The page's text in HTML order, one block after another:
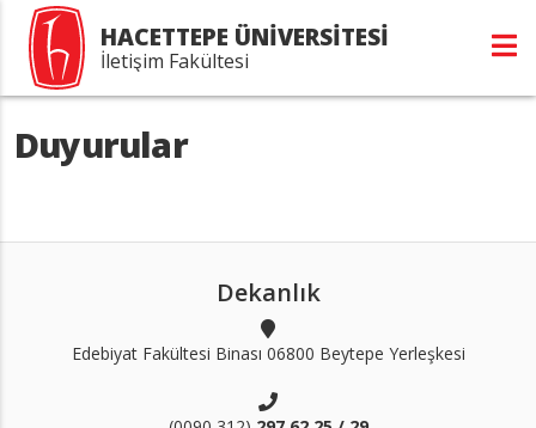
HACETTEPE ÜNİVERSİTESİ
İletişim Fakültesi
Duyurular
Dekanlık
Edebiyat Fakültesi Binası 06800 Beytepe Yerleşkesi